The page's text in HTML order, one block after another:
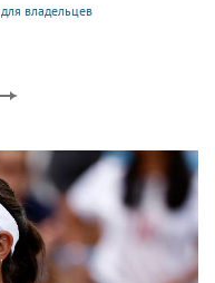
владельцев